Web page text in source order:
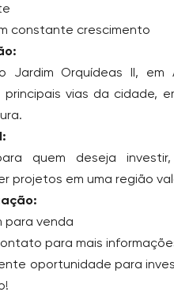
constante crescimento
Jardim Orquídeas II, em
principais vias da cidade,
quem deseja
projetos em uma região
para venda
para mais
oportunidade para